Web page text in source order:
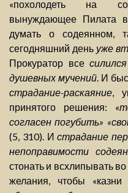
«похолодеть на
вынуждающее Пилата
думать о содеянном,
сегодняшний день уже
Прокуратор все
душевных мучений. И
страдание-раскаяние,
принятого решения: «
согласен погубить»
(5, 310). Истрадание
непоправимости
стонать и всхлипывать
желания, чтобы